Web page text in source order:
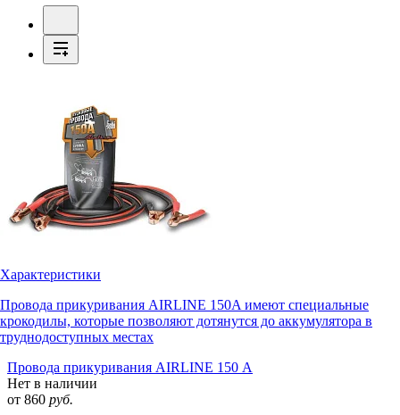
Характеристики
Провода прикуривания AIRLINE 150A имеют специальные
крокодилы, которые позволяют дотянутся до аккумулятора в
труднодоступных местах
Провода прикуривания AIRLINE 150 А
Нет в наличии
от 860 руб.